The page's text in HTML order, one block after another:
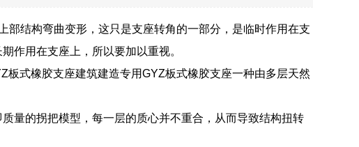
结构弯曲变形，这只是支座转角的一部分，是临时作用在支
作用在支座上，所以要加以重视。
式橡胶支座建筑建造专用GYZ板式橡胶支座一种由多层天然
量的拐把模型，每一层的质心并不重合，从而导致结构扭转